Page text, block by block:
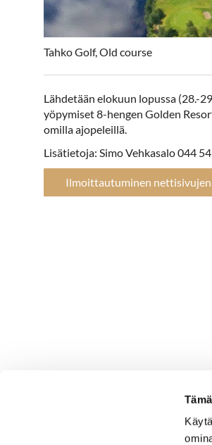
Tahko Golf, Old course
Lähdetään elokuun lopussa (28.-
yöpymiset 8-hengen Golden
omilla ajopeleillä.
Lisätietoja: Simo Vehkasalo 044
Ilmoittautuminen